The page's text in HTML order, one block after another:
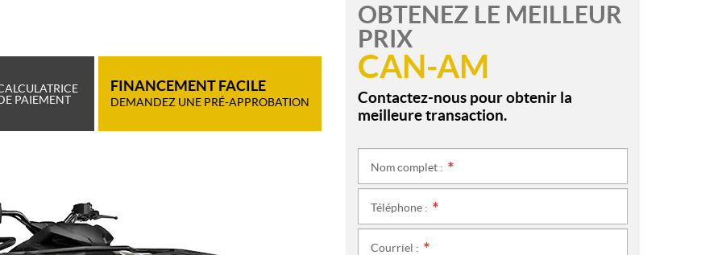
PAIEMENT
FINANCEMENT FACILE
DEMANDEZ UNE PRÉ-APPROBATION
OBTENEZ LE MEILLEUR
PRIX
CAN-AM
Contactez-nous pour obtenir la
meilleure transaction.
Nom complet :
Téléphone :
Courriel :